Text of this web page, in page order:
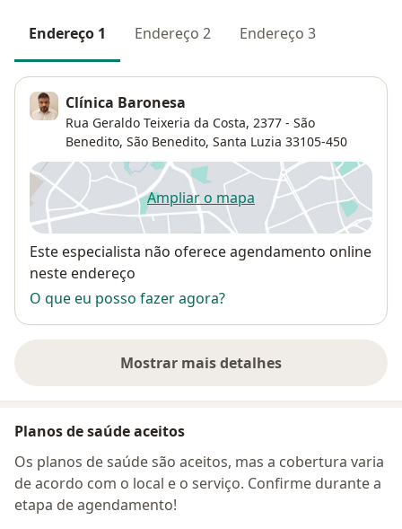
Endereço 1 Endereço 2 Endereço 3
Clínica Baronesa
Rua Geraldo Teixeria da Costa, 2377 - São
Benedito, São Benedito, Santa Luzia 33105-450
Ampliar o mapaabre num novo separador
Disponibilidade
Este especialista não oferece agendamento online
neste endereço
O que eu posso fazer agora?
Mostrar mais detalhes
sobre o endereço
Planos de saúde aceitos
Os planos de saúde são aceitos, mas a cobertura varia
de acordo com o local e o serviço. Confirme durante a
etapa de agendamento!